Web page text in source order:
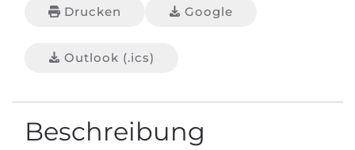
Drucken Google
Outlook (.ics)
Beschreibung